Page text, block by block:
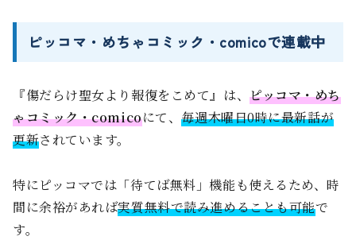
ピッコマ・めちゃコミック・comicoで連載中
『傷だらけ聖女より報復をこめて』は、ピッコマ・めち
ゃコミック・comicoにて、毎週木曜日0時に最新話が
更新されています。
特にピッコマでは「待てば無料」機能も使えるため、時
間に余裕があれば実質無料で読み進めることも可能で
す。